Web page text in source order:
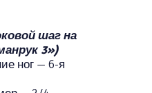
шаг на
3»)
ног — 6-я